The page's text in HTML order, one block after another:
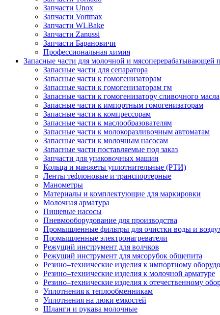
Запчасти Unox
Запчасти Vortmax
Запчасти WLBake
Запчасти Zanussi
Запчасти Барановичи
Профессиональная химия
Запасные части для молочной и мясоперерабатывающей
Запасные части для сепаратора
Запасные части к гомогенизаторам
Запасные части к гомогенизаторам гм
Запасные части к гомогенизатору сливочного масла
Запасные части к импортным гомогенизаторам
Запасные части к компрессорам
Запасные части к маслообразователям
Запасные части к молокоразливочным автоматам
Запасные части к молочным насосам
Запасные части поставляемые под заказ
Запчасти для упаковочных машин
Кольца и манжеты уплотнительные (РТИ)
Ленты тефлоновые и транспортерные
Манометры
Материалы и комплектующие для маркировки
Молочная арматура
Пищевые насосы
Пневмооборудование для производства
Промышленные фильтры для очистки воды и
Промышленные электронагреватели
Режущий инструмент для волчков
Режущий инструмент для мясорубок общепита
Резино–технические изделия к импортному
Резино–технические изделия к молочной арматуре
Резино–технические изделия к отечественному
Уплотнения к теплообменникам
Уплотнения на люки емкостей
Шланги и рукава молочные